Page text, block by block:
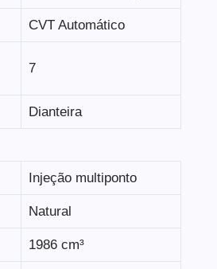
CVT Automático
7
Dianteira
Injeção multiponto
Natural
1986 cm³